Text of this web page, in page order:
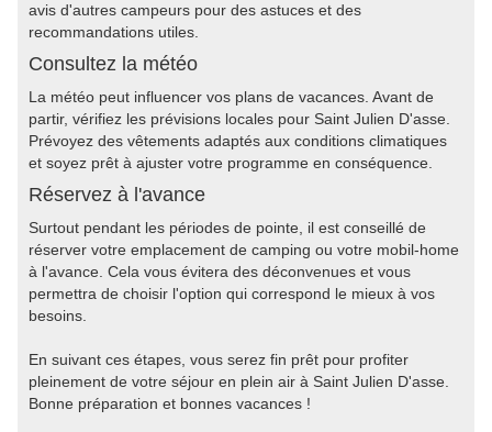
avis d'autres campeurs pour des astuces et des
recommandations utiles.
Consultez la météo
La météo peut influencer vos plans de vacances. Avant de
partir, vérifiez les prévisions locales pour Saint Julien D'asse.
Prévoyez des vêtements adaptés aux conditions climatiques
et soyez prêt à ajuster votre programme en conséquence.
Réservez à l'avance
Surtout pendant les périodes de pointe, il est conseillé de
réserver votre emplacement de camping ou votre mobil-home
à l'avance. Cela vous évitera des déconvenues et vous
permettra de choisir l'option qui correspond le mieux à vos
besoins.
En suivant ces étapes, vous serez fin prêt pour profiter
pleinement de votre séjour en plein air à Saint Julien D'asse.
Bonne préparation et bonnes vacances !